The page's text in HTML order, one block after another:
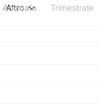
Annuale Trimestrale
Altro